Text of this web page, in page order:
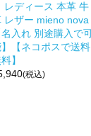
レディース 本革 牛
レザー mieno nova
入れ 別途購入で
【ネコポスで送料
】
(税込)